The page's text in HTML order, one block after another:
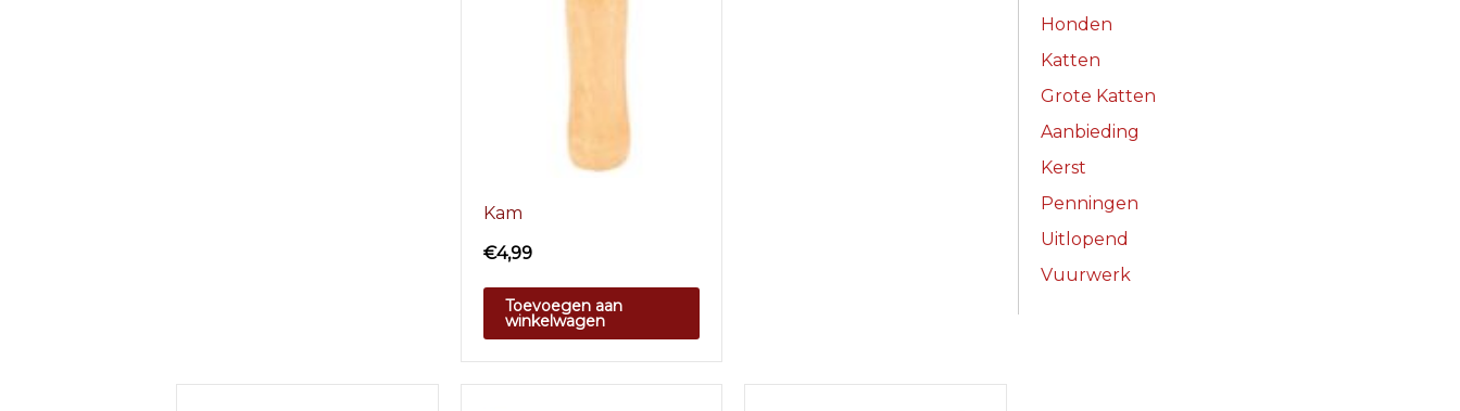
Kam
€4,99
Toevoegen aan
winkelwagen
Honden
Katten
Grote Katten
Aanbieding
Kerst
Penningen
Uitlopend
Vuurwerk